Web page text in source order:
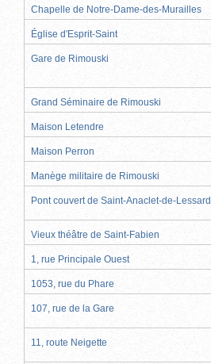
Chapelle de Notre-Dame-des-Murailles
Église d'Esprit-Saint
Gare de Rimouski
Grand Séminaire de Rimouski
Maison Letendre
Maison Perron
Manège militaire de Rimouski
Pont couvert de Saint-Anaclet-de-Lessard
Vieux théâtre de Saint-Fabien
1, rue Principale Ouest
1053, rue du Phare
107, rue de la Gare
11, route Neigette